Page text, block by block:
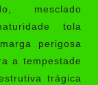
mesclado
tola
perigosa
a tempestade
trágica